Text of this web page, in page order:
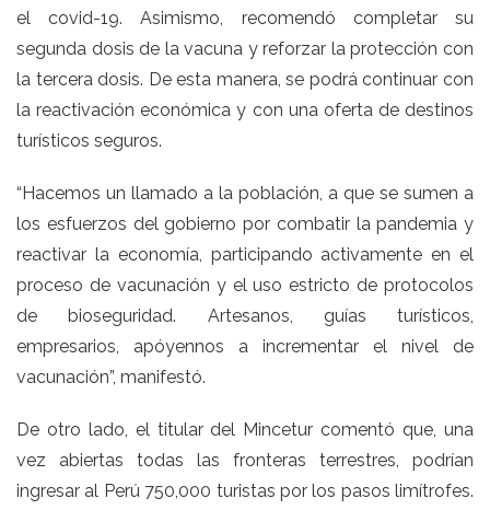
el covid-19. Asimismo, recomendó completar su
segunda dosis de la vacuna y reforzar la protección con
la tercera dosis. De esta manera, se podrá continuar con
la reactivación económica y con una oferta de destinos
turísticos seguros.
“Hacemos un llamado a la población, a que se sumen a
los esfuerzos del gobierno por combatir la pandemia y
reactivar la economía, participando activamente en el
proceso de vacunación y el uso estricto de protocolos
de bioseguridad. Artesanos, guías turísticos,
empresarios, apóyennos a incrementar el nivel de
vacunación”, manifestó.
De otro lado, el titular del Mincetur comentó que, una
vez abiertas todas las fronteras terrestres, podrían
ingresar al Perú 750,000 turistas por los pasos limítrofes.